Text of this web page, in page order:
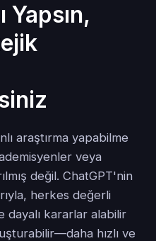
Yapsın,
araştırma yapabilme
veya
değil. ChatGPT'nin
herkes değerli
dayalı kararlar alabilir
hızlı ve